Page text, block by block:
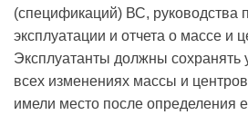
(спецификаций) ВС, руководства
эксплуатации и отчета о массе и
Эксплуатанты должны сохранять
всех изменениях массы и
имели место после определения